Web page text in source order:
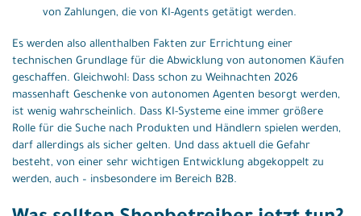
von Zahlungen, die von KI-Agents getätigt werden.
Es werden also allenthalben Fakten zur Errichtung einer
technischen Grundlage für die Abwicklung von autonomen Käufen
geschaffen. Gleichwohl: Dass schon zu Weihnachten 2026
massenhaft Geschenke von autonomen Agenten besorgt werden,
ist wenig wahrscheinlich. Dass KI-Systeme eine immer größere
Rolle für die Suche nach Produkten und Händlern spielen werden,
darf allerdings als sicher gelten. Und dass aktuell die Gefahr
besteht, von einer sehr wichtigen Entwicklung abgekoppelt zu
werden, auch – insbesondere im Bereich B2B.